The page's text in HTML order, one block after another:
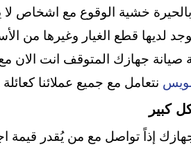
خشية الوقوع مع اشخاص
لديها قطع الغيار وغيرها
صيانة جهازك المتوقف انت
نتعامل مع جميع عملائنا
كبير
إذاً تواصل مع من يُقدر